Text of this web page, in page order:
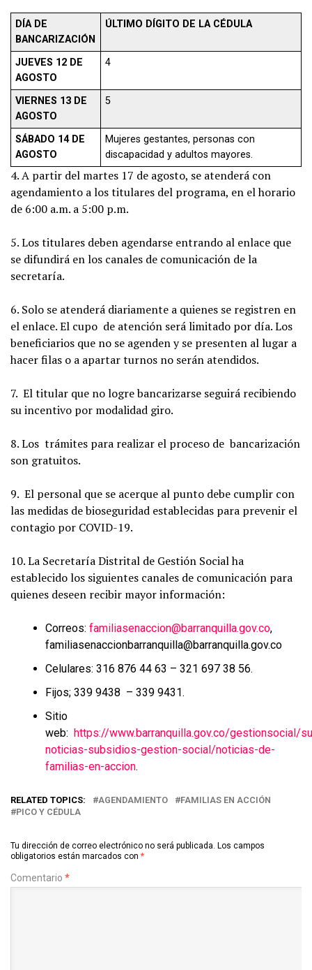
DÍA DE
BANCARIZACIÓN
ÚLTIMO DÍGITO DE LA CÉDULA
JUEVES 12 DE
AGOSTO
4
VIERNES 13 DE
AGOSTO
5
SÁBADO 14 DE
AGOSTO
Mujeres gestantes, personas con
discapacidad y adultos mayores.
4. A partir del martes 17 de agosto, se atenderá con
agendamiento a los titulares del programa, en el horario
de 6:00 a.m. a 5:00 p.m.
5. Los titulares deben agendarse entrando al enlace que
se difundirá en los canales de comunicación de la
secretaría.
6. Solo se atenderá diariamente a quienes se registren en
el enlace. El cupo de atención será limitado por día. Los
beneficiarios que no se agenden y se presenten al lugar a
hacer filas o a apartar turnos no serán atendidos.
7. El titular que no logre bancarizarse seguirá recibiendo
su incentivo por modalidad giro.
8. Los trámites para realizar el proceso de bancarización
son gratuitos.
9. El personal que se acerque al punto debe cumplir con
las medidas de bioseguridad establecidas para prevenir el
contagio por COVID-19.
10. La Secretaría Distrital de Gestión Social ha
establecido los siguientes canales de comunicación para
quienes deseen recibir mayor información:
Correos: familiasenaccion@barranquilla.gov.co,
familiasenaccionbarranquilla@barranquilla.gov.co
Celulares: 316 876 44 63 – 321 697 38 56.
Fijos; 339 9438 – 339 9431.
Sitio
web: https://www.barranquilla.gov.co/gestionsocial/
noticias-subsidios-gestion-social/noticias-de-
familias-en-accion.
RELATED TOPICS: AGENDAMIENTO
FAMILIAS EN ACCIÓN
PICO Y CÉDULA
Tu dirección de correo electrónico no será publicada. Los campos
obligatorios están marcados con *
Comentario *